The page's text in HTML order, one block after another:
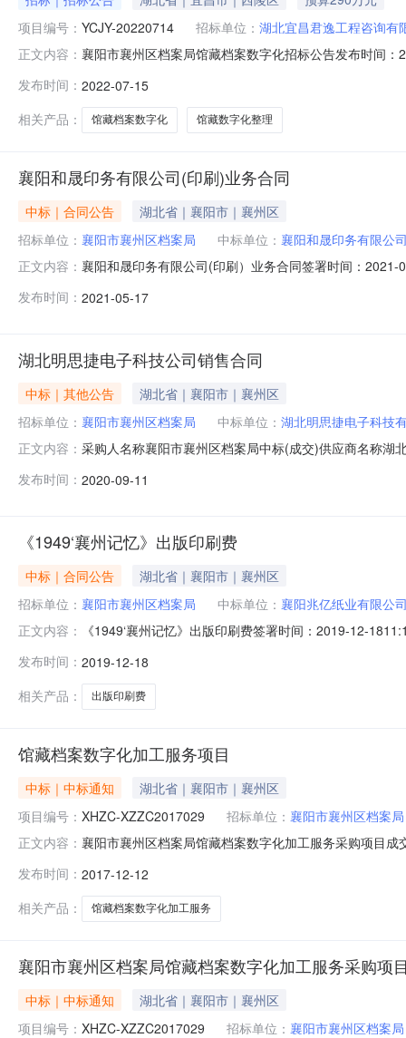
项目编号： YCJY-20220714 招标单位： 湖北宜昌君逸工程咨询有
正文内容： 襄阳市襄州区档案局馆藏档案数字化招标公告发布时间
融城2号楼2单元810）获取招标文件，并于2022年08月
发布时间： 2022-07-15
相关产品：
馆藏档案数字化 馆藏数字化整理
襄阳和晟印务有限公司(印刷)业务合同
中标｜合同公告
湖北省｜襄阳市｜襄州区
招标单位： 襄阳市襄州区档案局 中标单位： 襄阳和晟印务有限公
正文内容： 襄阳和晟印务有限公司(印刷）业务合同签署时间：
发布时间： 2021-05-17
湖北明思捷电子科技公司销售合同
中标｜其他公告
湖北省｜襄阳市｜襄州区
招标单位： 襄阳市襄州区档案局 中标单位： 湖北明思捷电子科技
正文内容： 采购人名称襄阳市襄州区档案局中标(成交)供应商名称
发布时间： 2020-09-11
《1949‘襄州记忆》出版印刷费
中标｜合同公告
湖北省｜襄阳市｜襄州区
招标单位： 襄阳市襄州区档案局 中标单位： 襄阳兆亿纸业有限公
正文内容：
《1949‘襄州记忆》出版印刷费签署时间：2019-12-
发布时间： 2019-12-18
相关产品：
出版印刷费
馆藏档案数字化加工服务项目
中标｜中标通知
湖北省｜襄阳市｜襄州区
项目编号： XHZC-XZZC2017029 招标单位： 襄阳市襄州区档案局
正文内容： 襄阳市襄州区档案局馆藏档案数字化加工服务采购项目
项目名称：馆藏档案数字化加工服务项目三、评审日期
书
发布时间： 2017-12-12
相关产品：
馆藏档案数字化加工服务
襄阳市襄州区档案局馆藏档案数字化加工服务采购项
中标｜中标通知
湖北省｜襄阳市｜襄州区
项目编号： XHZC-XZZC2017029 招标单位： 襄阳市襄州区档案局